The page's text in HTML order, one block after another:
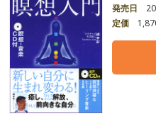
発売日
定価